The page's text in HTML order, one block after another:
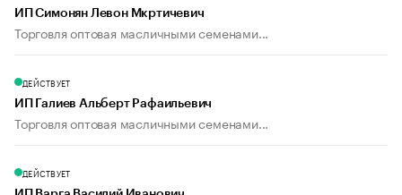
ИП Симонян Левон Мкртичевич
Торговля оптовая масличными семенами...
ДЕЙСТВУЕТ
ИП Галиев Альберт Рафаильевич
Торговля оптовая масличными семенами...
ДЕЙСТВУЕТ